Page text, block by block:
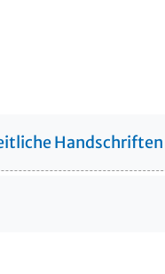
Handschriften